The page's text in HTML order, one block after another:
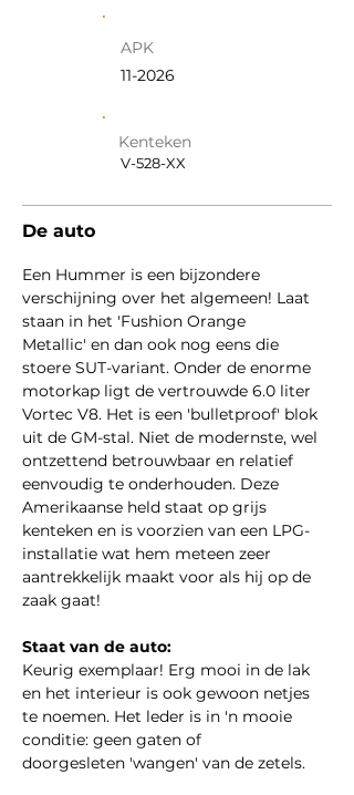
APK
11-2026
Kenteken
V-528-XX
De auto
Een Hummer is een bijzondere
verschijning over het algemeen! Laat
staan in het 'Fushion Orange
Metallic' en dan ook nog eens die
stoere SUT-variant. Onder de enorme
motorkap ligt de vertrouwde 6.0 liter
Vortec V8. Het is een 'bulletproof' blok
uit de GM-stal. Niet de modernste, wel
ontzettend betrouwbaar en relatief
eenvoudig te onderhouden. Deze
Amerikaanse held staat op grijs
kenteken en is voorzien van een LPG-
installatie wat hem meteen zeer
aantrekkelijk maakt voor als hij op de
zaak gaat!
Staat van de auto:
Keurig exemplaar! Erg mooi in de lak
en het interieur is ook gewoon netjes
te noemen. Het leder is in 'n mooie
conditie: geen gaten of
doorgesleten 'wangen' van de zetels.